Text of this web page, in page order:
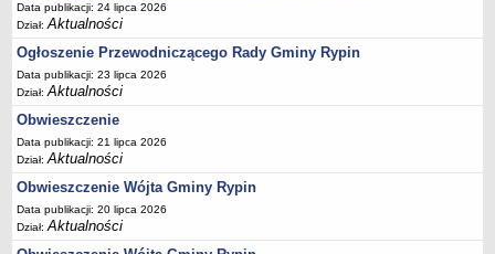
Sprawozdania kwartalne RB
Sprawozdania finansowe
Informacje z wykonania budżetu gminy (w tym ulgi, odroczenia)
Interpretacje indywidualne
SPRAWY DO ZAŁATWIENIA
BUDOWA PRZYDOMOWYCH OCZYSZCZALNI ŚCIEKÓW -
DOFINANSOWANIE
Preferencyjny zakup węgla
Wykaz spraw
Data publikacji: 24 lipca 2026
Dział:Aktualności
Ogłoszenie Przewodniczącego Rady Gminy Rypin
Data publikacji: 23 lipca 2026
Dział:Aktualności
Obwieszczenie
Data publikacji: 21 lipca 2026
Dział:Aktualności
Obwieszczenie Wójta Gminy Rypin
Data publikacji: 20 lipca 2026
Dział:Aktualności